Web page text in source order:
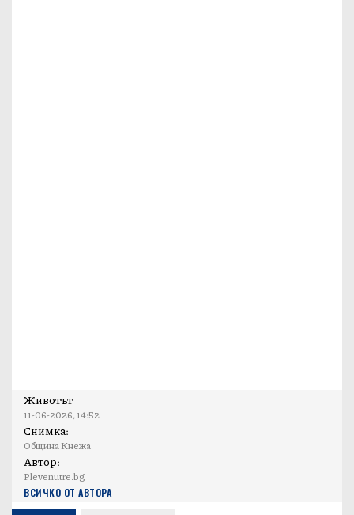
Животът
11-06-2026, 14:52
Снимка:
Община Кнежа
Автор:
Plevenutre.bg
ВСИЧКО ОТ АВТОРА